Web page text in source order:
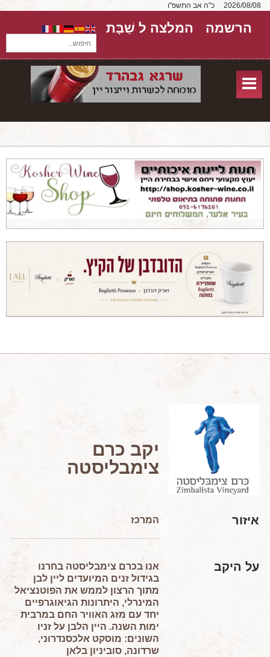
כ"ה אב התשפ"ו
חיפוש...
הרשמה המלצה ל שַׁבָּת
אודות
שירותים
יקבים
מאמרים
טורים על יקבים
מאמרים מקצועיים
מאמרים הלכתיים
המלצות יין לְ שַׁבָּת
חדשות ועדכונים
צור קשר
יקב כרם
צימבליסטה
איזור המרכז
על היקב
אנו בכרם צימבליסטה בחרנו
בגידול זנים המיועדים ליין לבן
מתוך הרצון לממש את הפוטנציאל
המינרלי, היתרונות הגיאוגרפיים
יחד עם מזג האוויר החם במרבית
ימות השנה. היין הלבן על זניו
השונים: מוסקט אלכסנדרוני,
שרדונה, סוביניון בלאן